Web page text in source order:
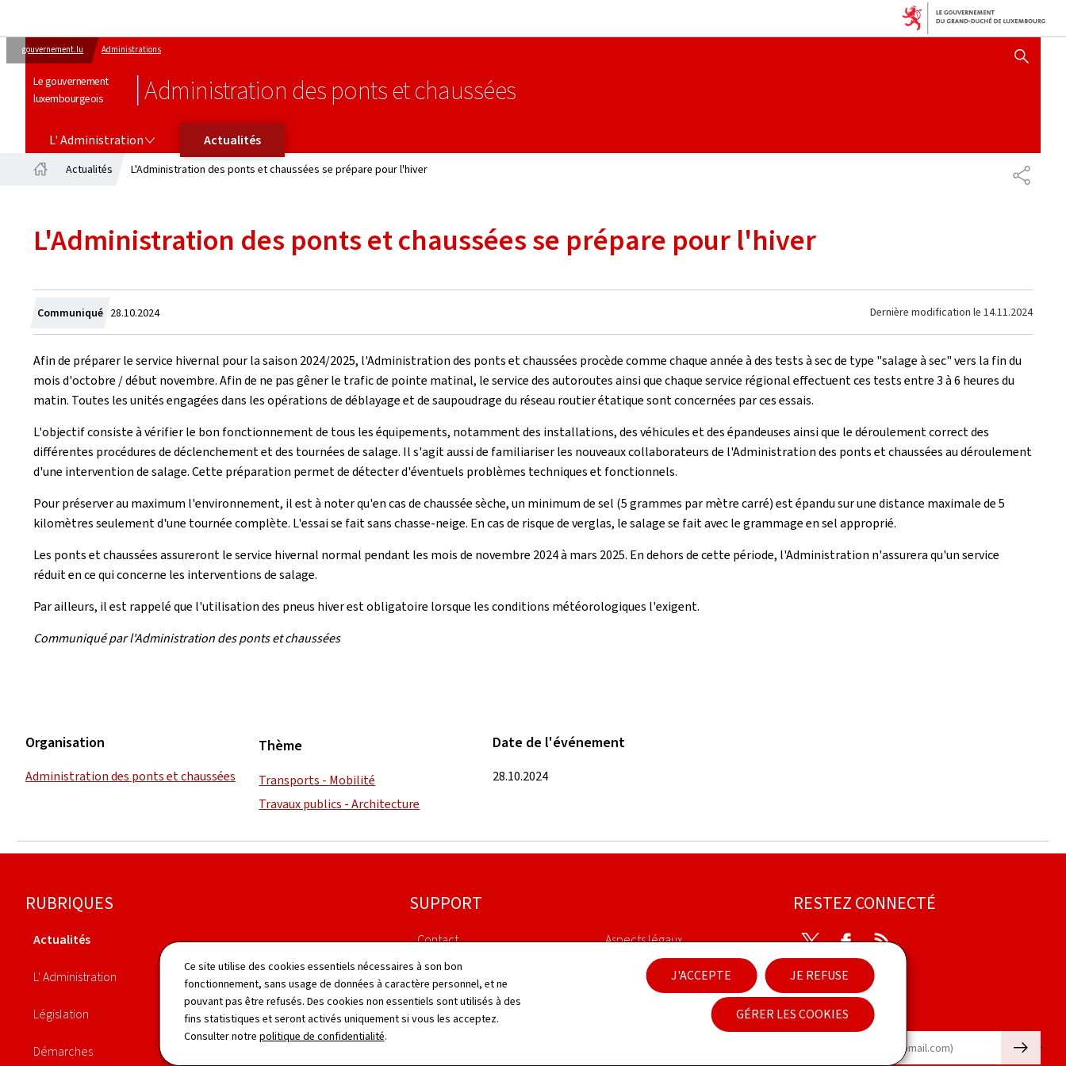
Ce site utilise des cookies essentiels nécessaires à son bon
fonctionnement, sans usage de données à caractère personnel, et ne
pouvant pas être refusés. Des cookies non essentiels sont utilisés à des
fins statistiques et seront activés uniquement si vous les acceptez.
Consulter notre politique de confidentialité.
J'ACCEPTE JE REFUSE
GÉRER LES COOKIES
gouvernement.lu Administrations
Le gouvernement
luxembourgeois
Administration des ponts et chaussées
AFFICHER / MASQUER
L' Administration
Actualités
Actualités L'Administration des ponts et chaussées se prépare pour l'hiver
L'Administration des ponts et chaussées se prépare pour l'hiver
Communiqué Crée
le
28.10.2024 Dernière modification le 14.11.2024
Afin de préparer le service hivernal pour la saison 2024/2025, l'Administration des ponts et chaussées procède comme chaque année à des tests à sec de type "salage à sec" vers la fin du
mois d'octobre / début novembre. Afin de ne pas gêner le trafic de pointe matinal, le service des autoroutes ainsi que chaque service régional effectuent ces tests entre 3 à 6 heures du
matin. Toutes les unités engagées dans les opérations de déblayage et de saupoudrage du réseau routier étatique sont concernées par ces essais.
L'objectif consiste à vérifier le bon fonctionnement de tous les équipements, notamment des installations, des véhicules et des épandeuses ainsi que le déroulement correct des
différentes procédures de déclenchement et des tournées de salage. Il s'agit aussi de familiariser les nouveaux collaborateurs de l'Administration des ponts et chaussées au déroulement
d'une intervention de salage. Cette préparation permet de détecter d'éventuels problèmes techniques et fonctionnels.
Pour préserver au maximum l'environnement, il est à noter qu'en cas de chaussée sèche, un minimum de sel (5 grammes par mètre carré) est épandu sur une distance maximale de 5
kilomètres seulement d'une tournée complète. L'essai se fait sans chasse-neige. En cas de risque de verglas, le salage se fait avec le grammage en sel approprié.
Les ponts et chaussées assureront le service hivernal normal pendant les mois de novembre 2024 à mars 2025. En dehors de cette période, l'Administration n'assurera qu'un service
réduit en ce qui concerne les interventions de salage.
Par ailleurs, il est rappelé que l'utilisation des pneus hiver est obligatoire lorsque les conditions météorologiques l'exigent.
Communiqué par l'Administration des ponts et chaussées
Organisation
Administration des ponts et chaussées
Thème
Transports - Mobilité
Travaux publics - Architecture
Date de l'événement
28.10.2024
Pied
de
RUBRIQUES
Actualités
L' Administration
Législation
Démarches
Identifiant unique Peppol
Personnel
SUPPORT
Contact
Plan du site
À propos du site
Aspects légaux
Déclaration d'accessibilité
RESTEZ CONNECTÉ
TwitterFacebook
RSS
Newsletter
🡒